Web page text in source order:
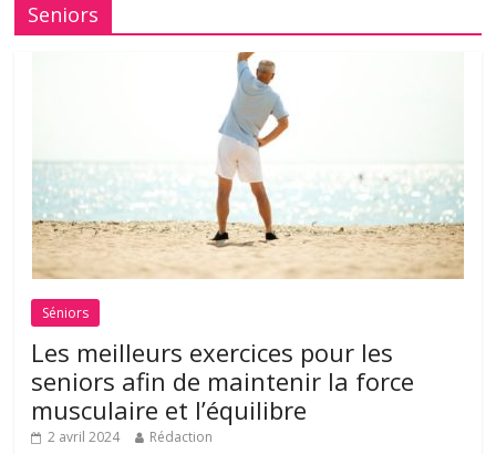
Seniors
Séniors
Les meilleurs exercices pour les
seniors afin de maintenir la force
musculaire et l’équilibre
2 avril 2024 Rédaction